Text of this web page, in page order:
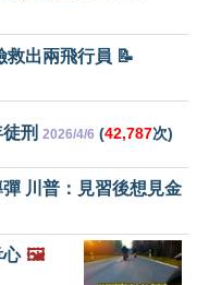
救出兩飛行員 📝
刑 2026/4/6 (42,787次)
川普：見習後想見金
心 🖼️